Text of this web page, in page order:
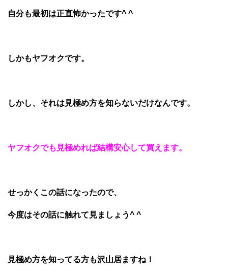
自分も最初は正直怖かったです^ ^
しかもヤフオクです。
しかし、それは見極め方を知らないだけなんです。
ヤフオクでも見極めれば結構安心して買えます。
せっかくこの話になったので、
今度はその話に触れて見ましょう^ ^
見極め方を知ってる方も沢山居ますね！